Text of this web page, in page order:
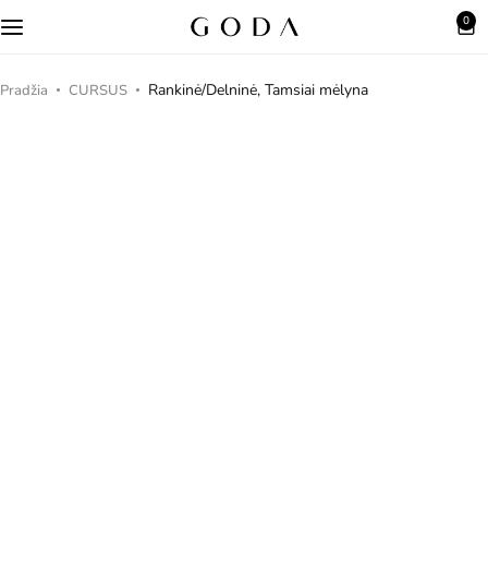
0
Pradžia CURSUS Rankinė/Delninė, Tamsiai mėlyna
VELATA